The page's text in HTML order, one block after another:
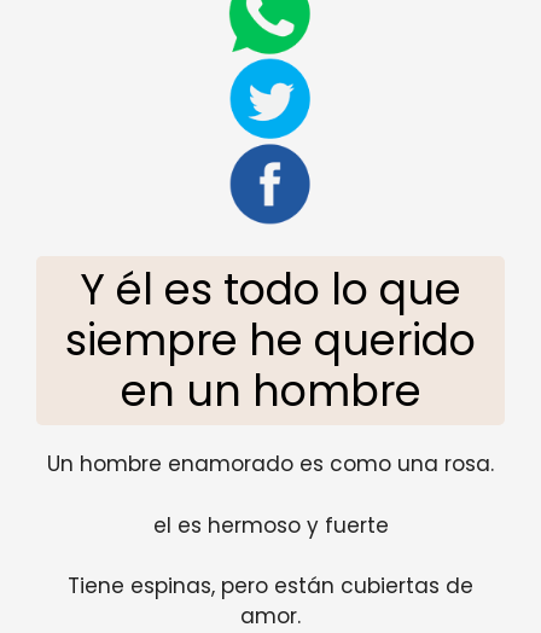
Y él es todo lo que
siempre he querido
en un hombre
Un hombre enamorado es como una rosa.
el es hermoso y fuerte
Tiene espinas, pero están cubiertas de
amor.